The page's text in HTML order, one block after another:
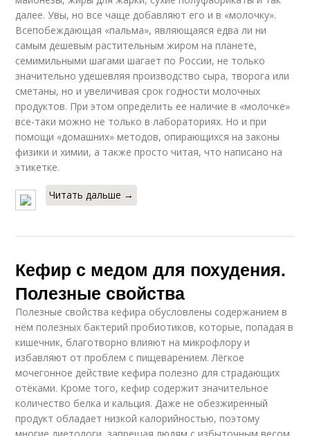
далее. Увы, но все чаще добавляют его и в «молочку».
Всепобеждающая «пальма», являющаяся едва ли ни
самым дешевым растительным жиром на планете,
семимильными шагами шагает по России, не только
значительно удешевляя производство сыра, творога или
сметаны, но и увеличивая срок годности молочных
продуктов. При этом определить ее наличие в «молочке»
все-таки можно не только в лабораториях. Но и при
помощи «домашних» методов, опирающихся на законы
физики и химии, а также просто читая, что написано на
этикетке.
Читать дальше →
Кефир с медом для похудения.
Полезные свойства
Полезные свойства кефира обусловлены содержанием в
нём полезных бактерий пробиотиков, которые, попадая в
кишечник, благотворно влияют на микрофлору и
избавляют от проблем с пищеварением. Лёгкое
мочегонное действие кефира полезно для страдающих
отёками. Кроме того, кефир содержит значительное
количество белка и кальция. Даже не обезжиренный
продукт обладает низкой калорийностью, поэтому